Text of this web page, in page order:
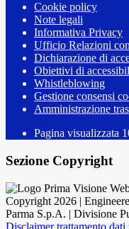
Cookie policy
Note legali
Informativa Privacy
Ufficio Relazioni
Dichiarazione di
Obiettivi di
Whistleblowing
Gestione consensi
Amministrazione
Pagina visualizzata
Sezione Copyright
Copyright 2026 |
Parma S.p.A. | Divisione
Disclaimer trattamento dati